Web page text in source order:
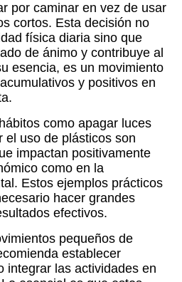
por caminar en vez de usar
cortos. Esta decisión no
física diaria sino que
de ánimo y contribuye al
esencia, es un movimiento
y positivos en
como apagar luces
el uso de plásticos son
impactan positivamente
como en la
Estos ejemplos prácticos
hacer grandes
efectivos.
pequeños de
establecer
integrar las actividades en